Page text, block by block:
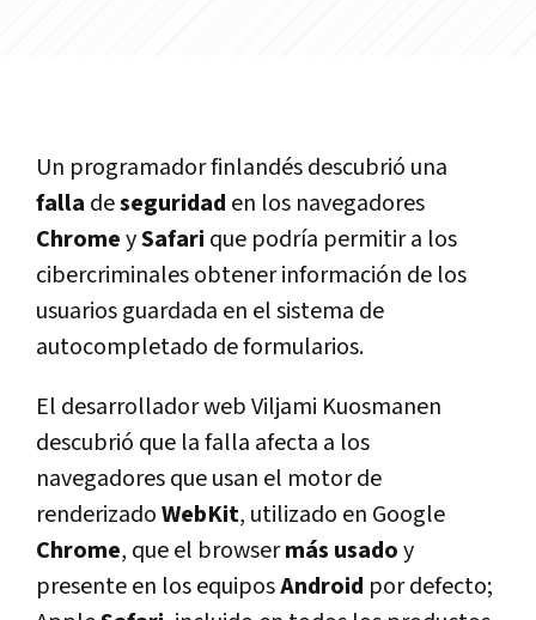
Un programador finlandés descubrió una
falla deseguridad en los navegadores
ChromeySafari que podría permitir a los
cibercriminales obtener información de los
usuarios guardada en el sistema de
autocompletado de formularios.
El desarrollador web Viljami Kuosmanen
descubrió que la falla afecta a los
navegadores que usan el motor de
renderizadoWebKit, utilizado en Google
Chrome, que el browsermás usadoy
presente en los equiposAndroid por defecto;